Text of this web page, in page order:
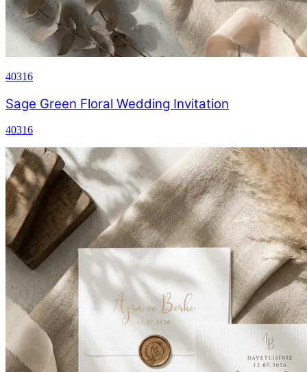
40316
Sage Green Floral Wedding Invitation
40316